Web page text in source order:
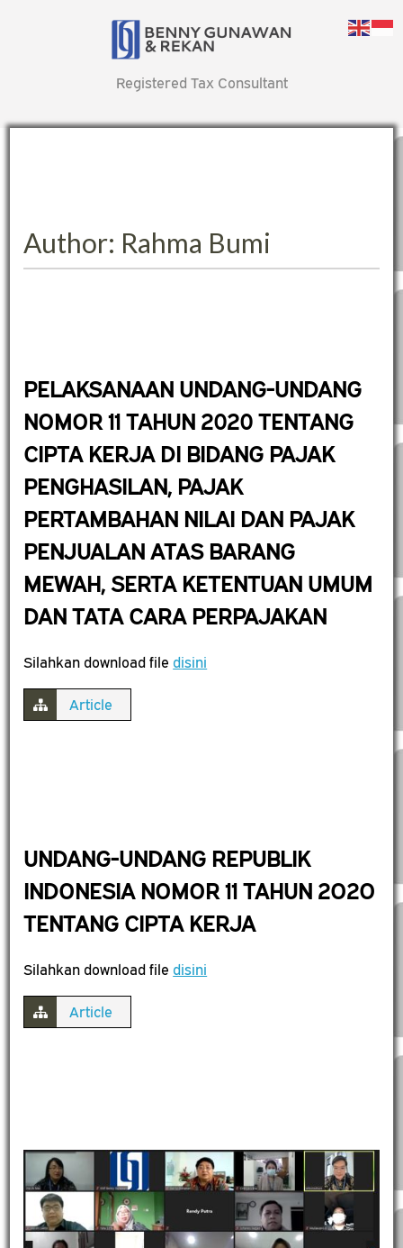
Registered Tax Consultant
Author: Rahma Bumi
PELAKSANAAN UNDANG-UNDANG
NOMOR 11 TAHUN 2020 TENTANG
CIPTA KERJA DI BIDANG PAJAK
PENGHASILAN, PAJAK
PERTAMBAHAN NILAI DAN PAJAK
PENJUALAN ATAS BARANG
MEWAH, SERTA KETENTUAN UMUM
DAN TATA CARA PERPAJAKAN
Silahkan download file disini
Article
UNDANG-UNDANG REPUBLIK
INDONESIA NOMOR 11 TAHUN 2O2O
TENTANG CIPTA KERJA
Silahkan download file disini
Article